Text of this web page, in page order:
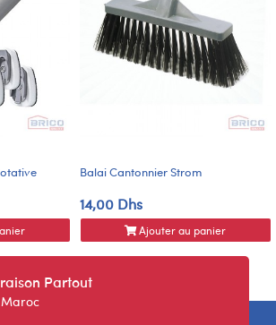
Balai Cantonnier Strom
14,00 Dhs
Ajouter au panier
Partout